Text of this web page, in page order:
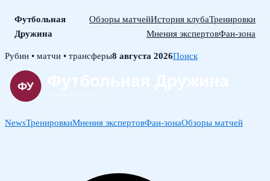
Футбольная
Дружина
Обзоры матчейИстория клубаТренировки
Мнения экспертовФан-зона
Skip
content
Рубин • матчи • трансферы8 августа 2026Поиск
NewsТренировкиМнения экспертовФан-зонаОбзоры матчей